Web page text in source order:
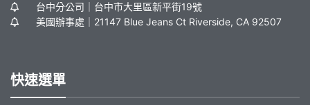
台中分公司｜台中市大里區新平街19號
美國辦事處｜21147 Blue Jeans Ct Riverside, CA 92507
快速選單